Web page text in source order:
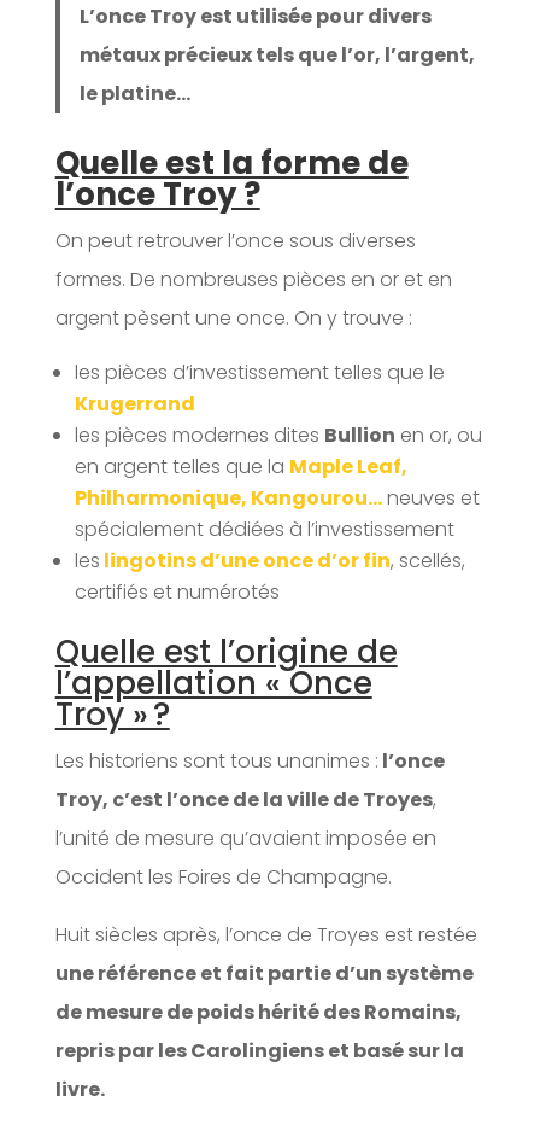
L’once Troy est utilisée pour divers
métaux précieux tels que l’or, l’argent,
le platine…
Quelle est la forme de
l’once Troy ?
On peut retrouver l’once sous diverses
formes. De nombreuses pièces en or et en
argent pèsent une once. On y trouve :
les pièces d’investissement telles que le
Krugerrand
les pièces modernes dites Bullion en or, ou
en argent telles que la Maple Leaf,
Philharmonique, Kangourou…neuves et
spécialement dédiées à l’investissement
les lingotins d’une once d’or fin, scellés,
certifiés et numérotés
Quelle est l’origine de
l’appellation « Once
Troy » ?
Les historiens sont tous unanimes : l’once
Troy, c’est l’once de la ville de Troyes,
l’unité de mesure qu’avaient imposée en
Occident les Foires de Champagne.
Huit siècles après, l’once de Troyes est restée
une référence et fait partie d’un système
de mesure de poids hérité des Romains,
repris par les Carolingiens et basé sur la
livre.